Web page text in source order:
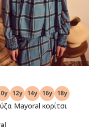
Mayoral κορίτσι